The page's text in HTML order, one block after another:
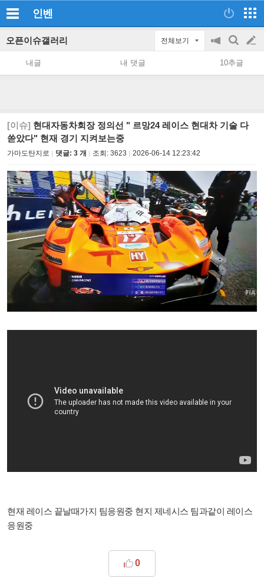
인벤
오픈이슈갤러리 전체보기
공
지
on/off
검
색
글
쓰
내글 내 댓글 10추글
[이슈] 현대자동차회장 정의선 " 르망24 레이스 현대차 기술 다
쏟았다" 현재 경기 지켜보는중
가마도탄지로 댓글: 3 개 조회: 3623 2026-06-14 12:23:42
현재 레이스 끝날때가지 팀응원중 현지 제네시스 팀과같이 레이스
응원중
0